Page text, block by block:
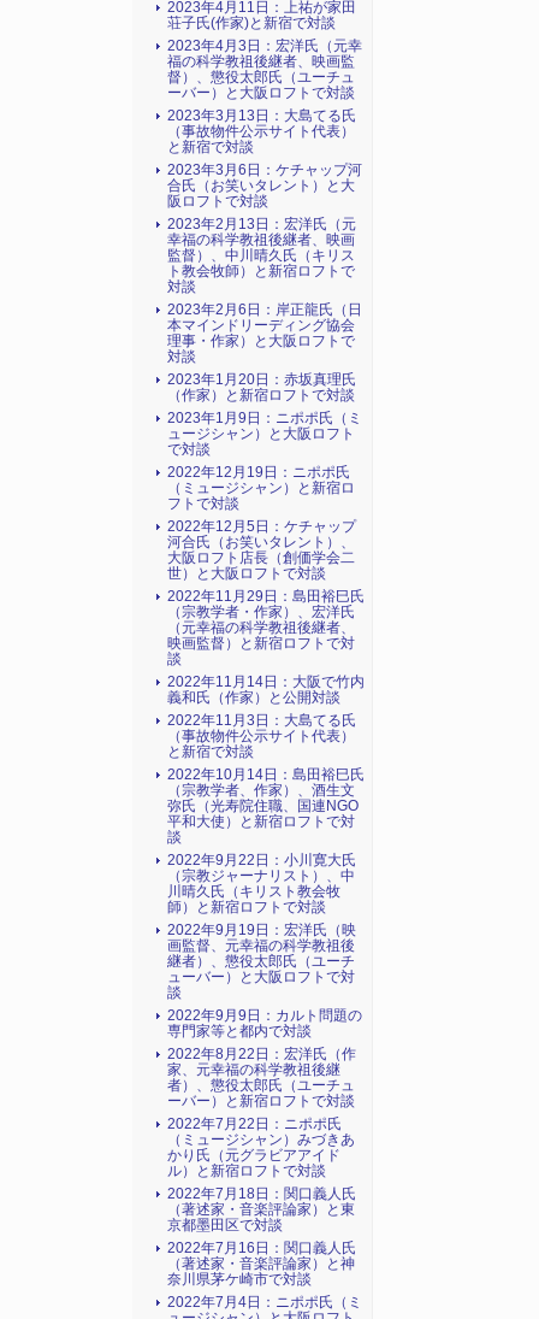
2023年4月11日：上祐が家田
荘子氏(作家)と新宿で対談
2023年4月3日：宏洋氏（元幸
福の科学教祖後継者、映画監
督）、懲役太郎氏（ユーチュ
ーバー）と大阪ロフトで対談
2023年3月13日：大島てる氏
（事故物件公示サイト代表）
と新宿で対談
2023年3月6日：ケチャップ河
合氏（お笑いタレント）と大
阪ロフトで対談
2023年2月13日：宏洋氏（元
幸福の科学教祖後継者、映画
監督）、中川晴久氏（キリス
ト教会牧師）と新宿ロフトで
対談
2023年2月6日：岸正龍氏（日
本マインドリーディング協会
理事・作家）と大阪ロフトで
対談
2023年1月20日：赤坂真理氏
（作家）と新宿ロフトで対談
2023年1月9日：ニポポ氏（ミ
ュージシャン）と大阪ロフト
で対談
2022年12月19日：ニポポ氏
（ミュージシャン）と新宿ロ
フトで対談
2022年12月5日：ケチャップ
河合氏（お笑いタレント）、
大阪ロフト店長（創価学会二
世）と大阪ロフトで対談
2022年11月29日：島田裕巳氏
（宗教学者・作家）、宏洋氏
（元幸福の科学教祖後継者、
映画監督）と新宿ロフトで対
談
2022年11月14日：大阪で竹内
義和氏（作家）と公開対談
2022年11月3日：大島てる氏
（事故物件公示サイト代表）
と新宿で対談
2022年10月14日：島田裕巳氏
（宗教学者、作家）、酒生文
弥氏（光寿院住職、国連NGO
平和大使）と新宿ロフトで対
談
2022年9月22日：小川寛大氏
（宗教ジャーナリスト）、中
川晴久氏（キリスト教会牧
師）と新宿ロフトで対談
2022年9月19日：宏洋氏（映
画監督、元幸福の科学教祖後
継者）、懲役太郎氏（ユーチ
ューバー）と大阪ロフトで対
談
2022年9月9日：カルト問題の
専門家等と都内で対談
2022年8月22日：宏洋氏（作
家、元幸福の科学教祖後継
者）、懲役太郎氏（ユーチュ
ーバー）と新宿ロフトで対談
2022年7月22日：ニポポ氏
（ミュージシャン）みづきあ
かり氏（元グラビアアイド
ル）と新宿ロフトで対談
2022年7月18日：関口義人氏
（著述家・音楽評論家）と東
京都墨田区で対談
2022年7月16日：関口義人氏
（著述家・音楽評論家）と神
奈川県茅ケ崎市で対談
2022年7月4日：ニポポ氏（ミ